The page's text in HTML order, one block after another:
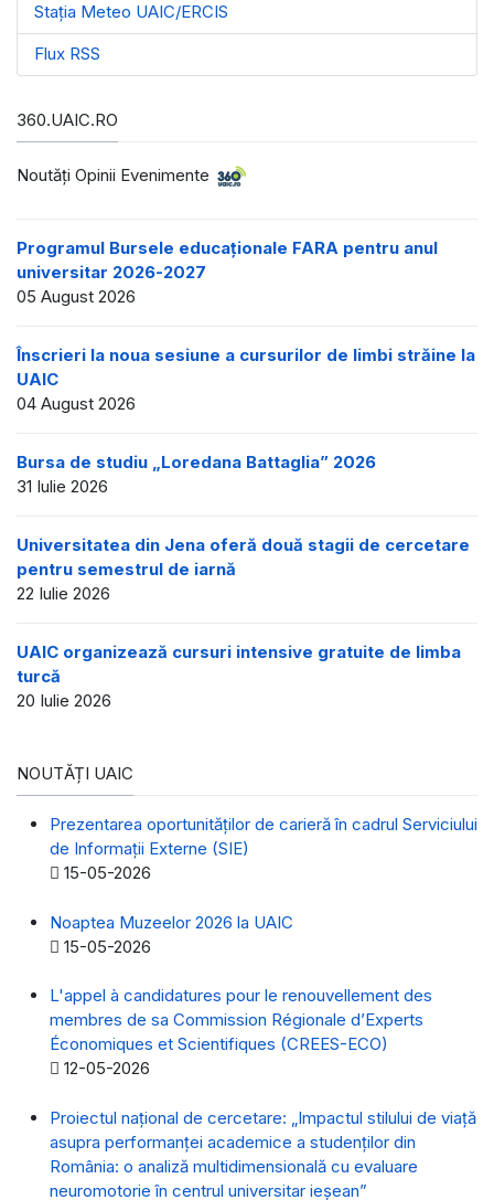
Stația Meteo UAIC/ERCIS
Flux RSS
360.UAIC.RO
Noutăţi Opinii Evenimente
Programul Bursele educaționale FARA pentru anul
universitar 2026-2027
05 August 2026
Înscrieri la noua sesiune a cursurilor de limbi străine la
UAIC
04 August 2026
Bursa de studiu „Loredana Battaglia” 2026
31 Iulie 2026
Universitatea din Jena oferă două stagii de cercetare
pentru semestrul de iarnă
22 Iulie 2026
UAIC organizează cursuri intensive gratuite de limba
turcă
20 Iulie 2026
NOUTĂȚI UAIC
Prezentarea oportunităților de carieră în cadrul Serviciului
de Informații Externe (SIE)
Detalii
15-05-2026
Noaptea Muzeelor 2026 la UAIC
Detalii
15-05-2026
L'appel à candidatures pour le renouvellement des
membres de sa Commission Régionale d’Experts
Économiques et Scientifiques (CREES-ECO)
Detalii
12-05-2026
Proiectul național de cercetare: „Impactul stilului de viață
asupra performanței academice a studenților din
România: o analiză multidimensională cu evaluare
neuromotorie în centrul universitar ieșean”